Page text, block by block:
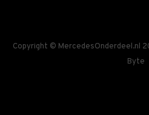
Copyright © MercedesOnderdeel.nl
Byte